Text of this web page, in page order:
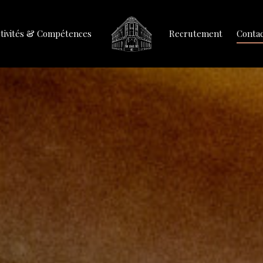
& Compétences Recrutement